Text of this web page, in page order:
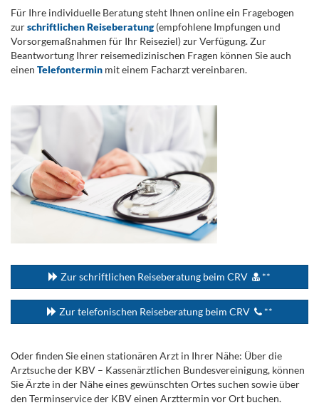
Für Ihre individuelle Beratung steht Ihnen online ein Fragebogen
zurschriftlichen Reiseberatung(empfohlene Impfungen und
Vorsorgemaßnahmen für Ihr Reiseziel) zur Verfügung. Zur
Beantwortung Ihrer reisemedizinischen Fragen können Sie auch
einen Telefontermin mit einem Facharzt vereinbaren.
Zur schriftlichen Reiseberatung beim CRV **
Zur telefonischen Reiseberatung beim CRV **
Oder finden Sie einen stationären Arzt in Ihrer Nähe: Über die
Arztsuche der KBV – Kassenärztlichen Bundesvereinigung, können
Sie Ärzte in der Nähe eines gewünschten Ortes suchen sowie über
den Terminservice der KBV einen Arzttermin vor Ort buchen.